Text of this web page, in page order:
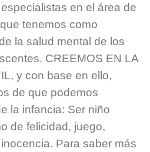
en el área de
tenemos como
la salud mental de los
CREEMOS EN LA
y con base en ello,
de que podemos
la infancia: Ser niño
de felicidad, juego,
Para saber más